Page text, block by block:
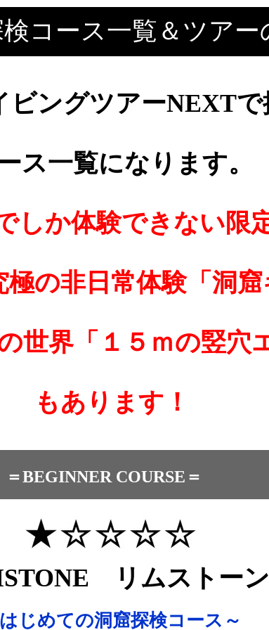
コース一覧＆ツアー
ビングツアーNEXTで
ス一覧になります。
しか体験できない限
の非日常体験「洞窟
世界「１５ｍの竪穴
もあります！
＝BEGINNER COURSE＝
リムストーン
じめての洞窟探検コース～